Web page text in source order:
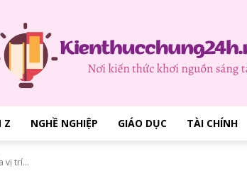
Z NGHỀ NGHIỆP GIÁO DỤC TÀI CHÍNH
vị trí...